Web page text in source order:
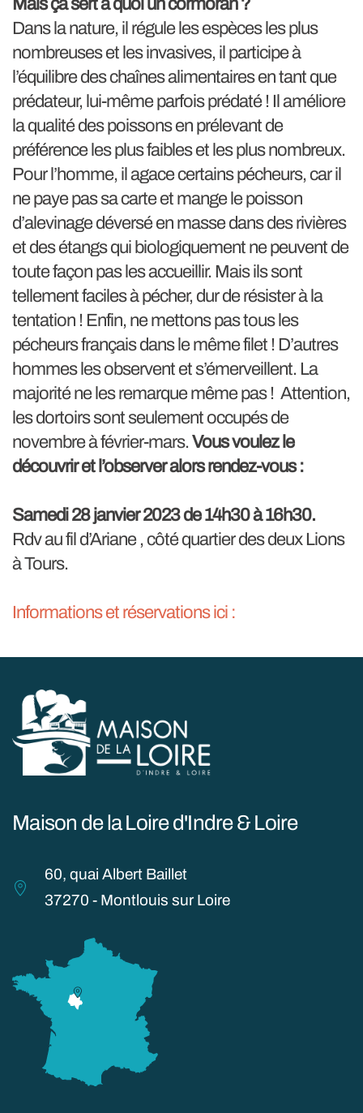
Mais ça sert à quoi un cormoran ?
Dans la nature, il régule les espèces les plus
nombreuses et les invasives, il participe à
l’équilibre des chaînes alimentaires en tant que
prédateur, lui-même parfois prédaté ! Il améliore
la qualité des poissons en prélevant de
préférence les plus faibles et les plus nombreux.
Pour l’homme, il agace certains pécheurs, car il
ne paye pas sa carte et mange le poisson
d’alevinage déversé en masse dans des rivières
et des étangs qui biologiquement ne peuvent de
toute façon pas les accueillir. Mais ils sont
tellement faciles à pécher, dur de résister à la
tentation ! Enfin, ne mettons pas tous les
pécheurs français dans le même filet ! D’autres
hommes les observent et s’émerveillent. La
majorité ne les remarque même pas ! Attention,
les dortoirs sont seulement occupés de
novembre à février-mars. Vous voulez le
découvrir et l’observer alors rendez-vous :
Samedi 28 janvier 2023 de 14h30 à 16h30.
Rdv au fil d’Ariane , côté quartier des deux Lions
à Tours.
Informations et réservations ici :
Maison de la Loire d'Indre & Loire
60, quai Albert Baillet
37270 - Montlouis sur Loire